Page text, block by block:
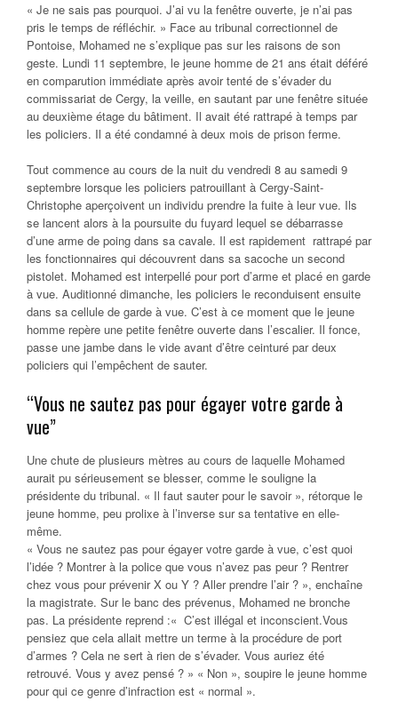
« Je ne sais pas pourquoi. J’ai vu la fenêtre ouverte, je n’ai pas
pris le temps de réfléchir. » Face au tribunal correctionnel de
Pontoise, Mohamed ne s’explique pas sur les raisons de son
geste. Lundi 11 septembre, le jeune homme de 21 ans était déféré
en comparution immédiate après avoir tenté de s’évader du
commissariat de Cergy, la veille, en sautant par une fenêtre située
au deuxième étage du bâtiment. Il avait été rattrapé à temps par
les policiers. Il a été condamné à deux mois de prison ferme.
Tout commence au cours de la nuit du vendredi 8 au samedi 9
septembre lorsque les policiers patrouillant à Cergy-Saint-
Christophe aperçoivent un individu prendre la fuite à leur vue. Ils
se lancent alors à la poursuite du fuyard lequel se débarrasse
d’une arme de poing dans sa cavale. Il est rapidement rattrapé par
les fonctionnaires qui découvrent dans sa sacoche un second
pistolet. Mohamed est interpellé pour port d’arme et placé en garde
à vue. Auditionné dimanche, les policiers le reconduisent ensuite
dans sa cellule de garde à vue. C’est à ce moment que le jeune
homme repère une petite fenêtre ouverte dans l’escalier. Il fonce,
passe une jambe dans le vide avant d’être ceinturé par deux
policiers qui l’empêchent de sauter.
“Vous ne sautez pas pour égayer votre garde à
vue”
Une chute de plusieurs mètres au cours de laquelle Mohamed
aurait pu sérieusement se blesser, comme le souligne la
présidente du tribunal. « Il faut sauter pour le savoir », rétorque le
jeune homme, peu prolixe à l’inverse sur sa tentative en elle-
même.
« Vous ne sautez pas pour égayer votre garde à vue, c’est quoi
l’idée ? Montrer à la police que vous n’avez pas peur ? Rentrer
chez vous pour prévenir X ou Y ? Aller prendre l’air ? », enchaîne
la magistrate. Sur le banc des prévenus, Mohamed ne bronche
pas. La présidente reprend :« C’est illégal et inconscient.Vous
pensiez que cela allait mettre un terme à la procédure de port
d’armes ? Cela ne sert à rien de s’évader. Vous auriez été
retrouvé. Vous y avez pensé ? » « Non », soupire le jeune homme
pour qui ce genre d’infraction est « normal ».